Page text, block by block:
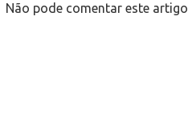
Não pode comentar este artigo